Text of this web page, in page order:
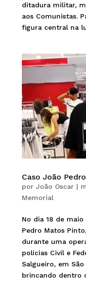
ditadura militar,
aos Comunistas.
figura central na
Caso João
por João Oscar|
Memorial
No dia 18 de
Pedro Matos
durante uma
polícias Civil e
Salgueiro, em
brincando dentro